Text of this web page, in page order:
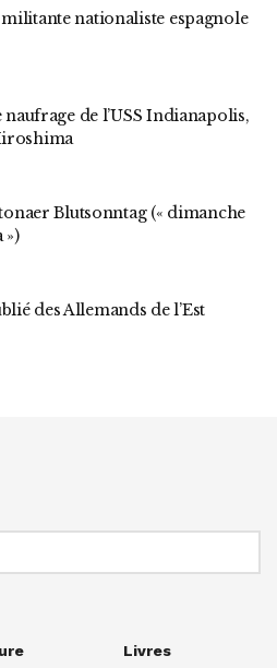
nationaliste espagnole
naufrage de l’USS Indianapolis,
Blutsonntag (« dimanche
»)
des Allemands de l’Est
Livres